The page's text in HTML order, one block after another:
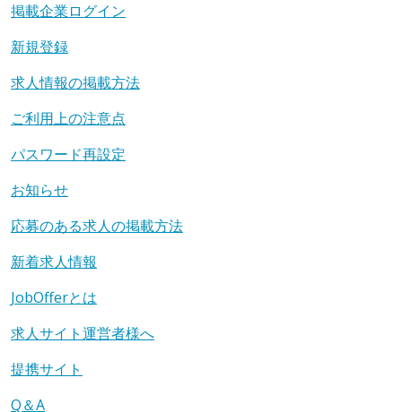
掲載企業ログイン
新規登録
求人情報の掲載方法
ご利用上の注意点
パスワード再設定
お知らせ
応募のある求人の掲載方法
新着求人情報
JobOfferとは
求人サイト運営者様へ
提携サイト
Q＆A